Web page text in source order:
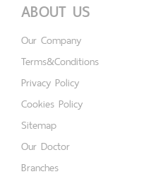
ABOUT US
Our Company
Terms&Conditions
Privacy Policy
Cookies Policy
Sitemap
Our Doctor
Branches